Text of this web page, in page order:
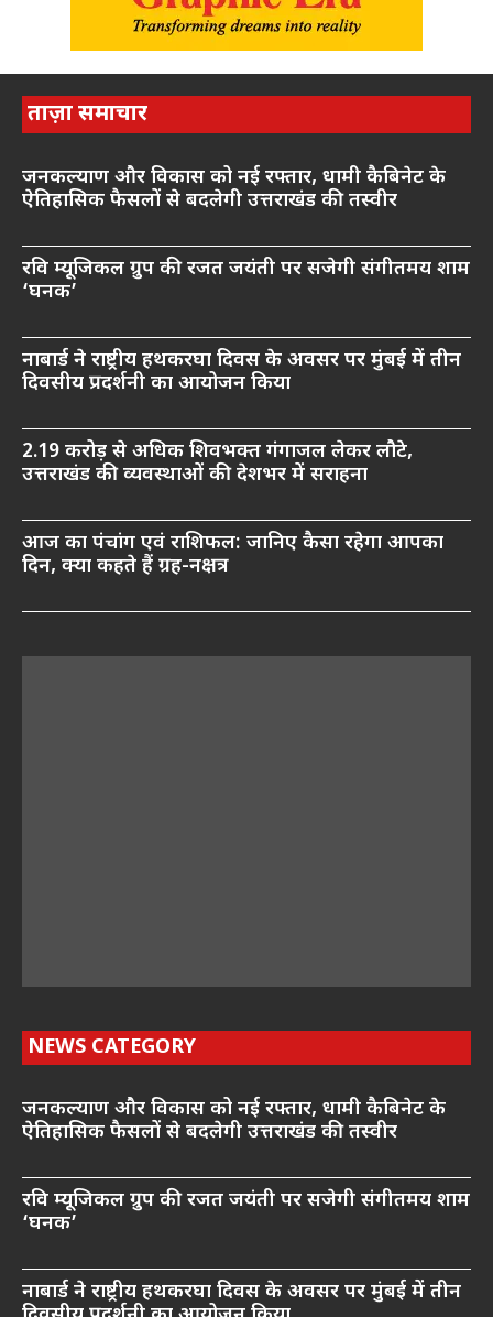
ताज़ा समाचार
जनकल्याण और विकास को नई रफ्तार, धामी कैबिनेट के
ऐतिहासिक फैसलों से बदलेगी उत्तराखंड की तस्वीर
रवि म्यूजिकल ग्रुप की रजत जयंती पर सजेगी संगीतमय शाम
‘घनक’
नाबार्ड ने राष्ट्रीय हथकरघा दिवस के अवसर पर मुंबई में तीन
दिवसीय प्रदर्शनी का आयोजन किया
2.19 करोड़ से अधिक शिवभक्त गंगाजल लेकर लौटे,
उत्तराखंड की व्यवस्थाओं की देशभर में सराहना
आज का पंचांग एवं राशिफल: जानिए कैसा रहेगा आपका
दिन, क्या कहते हैं ग्रह-नक्षत्र
NEWS CATEGORY
जनकल्याण और विकास को नई रफ्तार, धामी कैबिनेट के
ऐतिहासिक फैसलों से बदलेगी उत्तराखंड की तस्वीर
रवि म्यूजिकल ग्रुप की रजत जयंती पर सजेगी संगीतमय शाम
‘घनक’
नाबार्ड ने राष्ट्रीय हथकरघा दिवस के अवसर पर मुंबई में तीन